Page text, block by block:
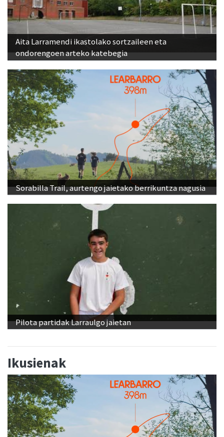
Aita Larramendi ikastolako sortzaileen eta
ondorengoen arteko katebegia
Sorabilla Trail, aurtengo jaietako berrikuntza nagusia
Pilota partidak Larraulgo jaietan
Ikusienak